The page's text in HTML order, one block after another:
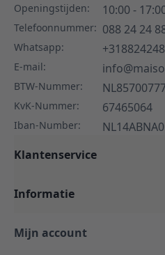
Openingstijden: 10:00 -
Telefoonnummer: 088 24 24
Whatsapp:
E-mail:
BTW-Nummer:
KvK-Nummer: 67465064
Iban-Number:
Klantenservice
Informatie
Mijn account